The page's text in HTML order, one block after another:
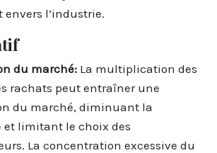
l’industrie.
du marché: La multiplication des
rachats peut entraîner une
du marché, diminuant la
et limitant le choix des
La concentration excessive du